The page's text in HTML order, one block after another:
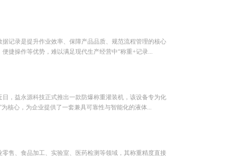
记录是提升作业效率、保障产品品质、规范流程管理的核心
捷操作等优势，难以满足现代生产经营中“称重+记录...
，益永源科技正式推出一款防爆称重灌装机，该设备专为化
核心，为企业提供了一套兼具可靠性与智能化的液体...
售、食品加工、实验室、医药检测等领域，其称重精度直接